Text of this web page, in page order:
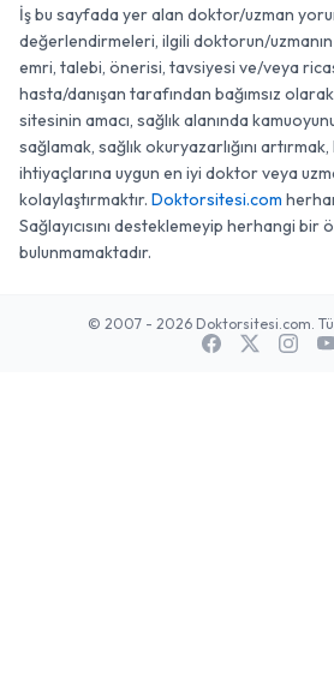
İş bu sayfada yer alan doktor/uzman
değerlendirmeleri, ilgili doktorun/
emri, talebi, önerisi, tavsiyesi ve/veya
hasta/danışan tarafından bağımsız
sitesinin amacı, sağlık alanında
sağlamak, sağlık okuryazarlığını
ihtiyaçlarına uygun en iyi doktor veya
kolaylaştırmaktır. Doktorsitesi.com
Sağlayıcısını desteklemeyip herhangi bir
bulunmamaktadır.
© 2007 - 2026 Doktorsitesi.com.